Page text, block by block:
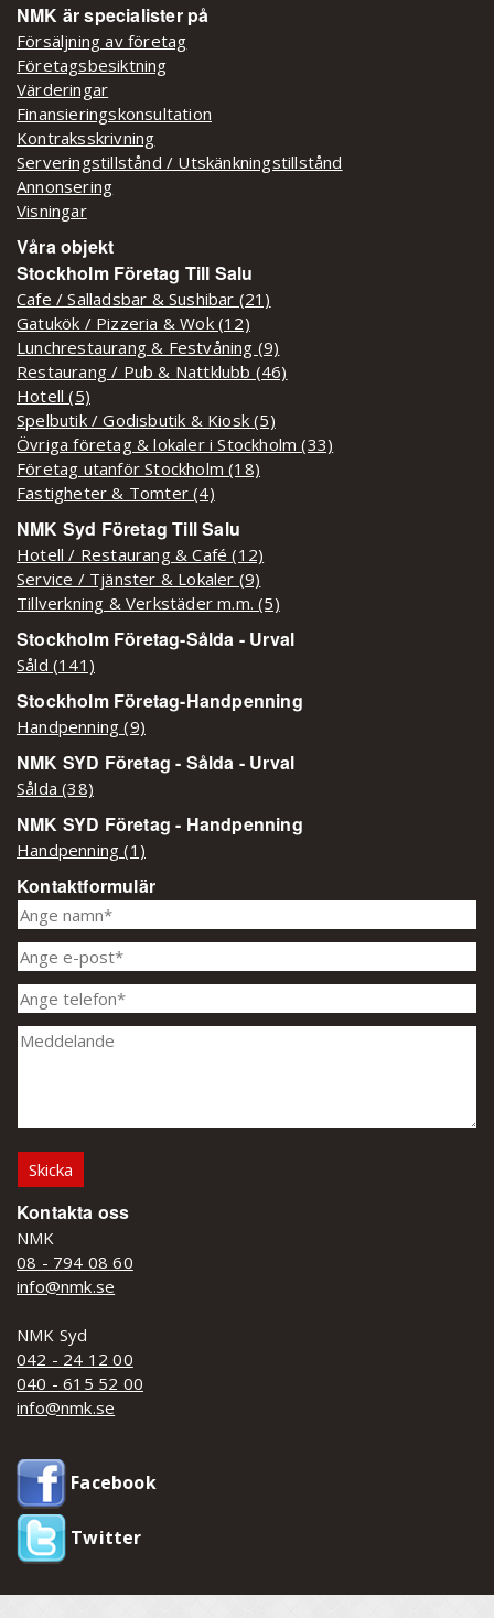
NMK är specialister på
Försäljning av företag
Företagsbesiktning
Värderingar
Finansieringskonsultation
Kontraksskrivning
Serveringstillstånd / Utskänkningstillstånd
Annonsering
Visningar
Våra objekt
Stockholm Företag Till Salu
Cafe / Salladsbar & Sushibar (21)
Gatukök / Pizzeria & Wok (12)
Lunchrestaurang & Festvåning (9)
Restaurang / Pub & Nattklubb (46)
Hotell (5)
Spelbutik / Godisbutik & Kiosk (5)
Övriga företag & lokaler i Stockholm (33)
Företag utanför Stockholm (18)
Fastigheter & Tomter (4)
NMK Syd Företag Till Salu
Hotell / Restaurang & Café (12)
Service / Tjänster & Lokaler (9)
Tillverkning & Verkstäder m.m. (5)
Stockholm Företag-Sålda - Urval
Såld (141)
Stockholm Företag-Handpenning
Handpenning (9)
NMK SYD Företag - Sålda - Urval
Sålda (38)
NMK SYD Företag - Handpenning
Handpenning (1)
Kontaktformulär
Kontakta oss
NMK
08 - 794 08 60
info@nmk.se
NMK Syd
042 - 24 12 00
040 - 615 52 00
info@nmk.se
Facebook
Twitter